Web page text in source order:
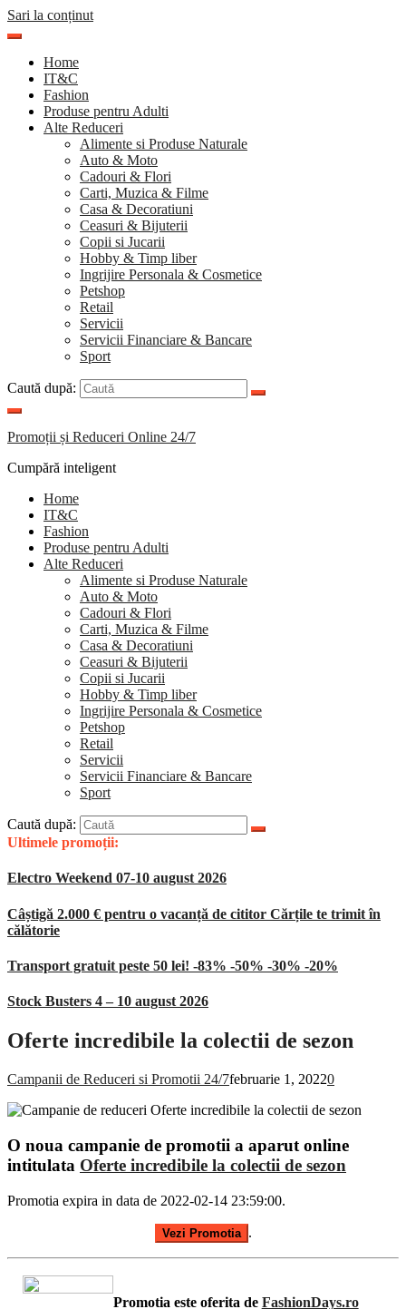
Sari la conținut
Home
IT&C
Fashion
Produse pentru Adulti
Alte Reduceri
Alimente si Produse Naturale
Auto & Moto
Cadouri & Flori
Carti, Muzica & Filme
Casa & Decoratiuni
Ceasuri & Bijuterii
Copii si Jucarii
Hobby & Timp liber
Ingrijire Personala & Cosmetice
Petshop
Retail
Servicii
Servicii Financiare & Bancare
Sport
Caută după:
Promoții și Reduceri Online 24/7
Cumpără inteligent
Home
IT&C
Fashion
Produse pentru Adulti
Alte Reduceri
Alimente si Produse Naturale
Auto & Moto
Cadouri & Flori
Carti, Muzica & Filme
Casa & Decoratiuni
Ceasuri & Bijuterii
Copii si Jucarii
Hobby & Timp liber
Ingrijire Personala & Cosmetice
Petshop
Retail
Servicii
Servicii Financiare & Bancare
Sport
Caută după:
Ultimele promoții:
Electro Weekend 07-10 august 2026
Câștigă 2.000 € pentru o vacanță de cititor Cărțile te trimit în
călătorie
Transport gratuit peste 50 lei! -83% -50% -30% -20%
Stock Busters 4 – 10 august 2026
Oferte incredibile la colectii de sezon
Campanii de Reduceri si Promotii 24/7februarie 1, 20220
O noua campanie de promotii a aparut online
intitulata Oferte incredibile la colectii de sezon
Promotia expira in data de 2022-02-14 23:59:00.
Vezi Promotia .
Promotia este oferita de FashionDays.ro